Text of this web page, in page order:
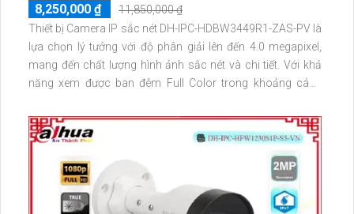
8,250,000 ₫
11,850,000 ₫
Thiết bị Camera IP sắc nét DH-IPC-HDBW3449R1-ZAS-PV là
lựa chọn lý tưởng với độ phân giải lên đến 4.0 megapixel,
mang đến chất lượng hình ảnh sắc nét và chi tiết. Với khả
năng xem được ban đêm Full Color trong khoảng cách
ngay cả khi trời tối. Được trang bị công nghệ IP, camera này
không bị giảm chất lượng truyền tải hình ảnh